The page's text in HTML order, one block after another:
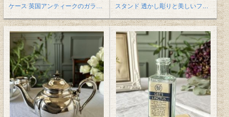
ケース 英国アンティークのガラス
キャビネット
スタンド 透かし彫りと美しいフォ
ルムの花台